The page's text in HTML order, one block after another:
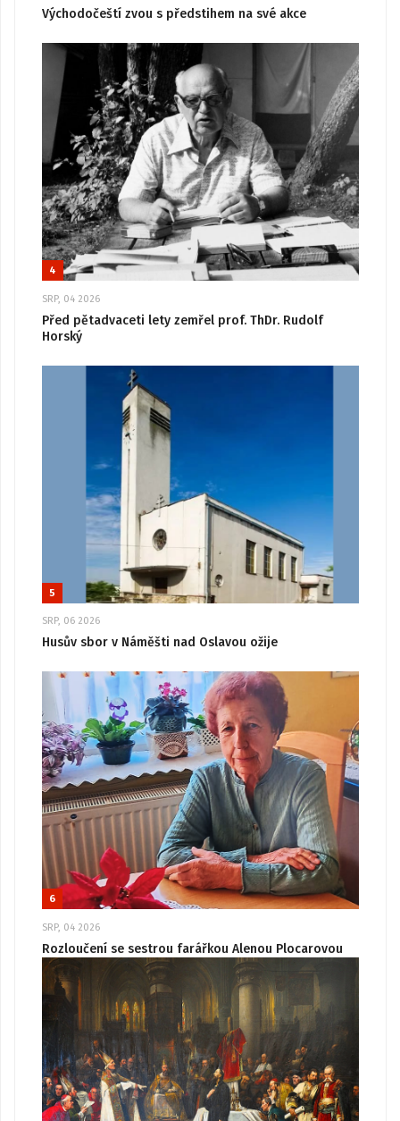
Východočeští zvou s předstihem na své akce
4
SRP, 04 2026
Před pětadvaceti lety zemřel prof. ThDr. Rudolf
Horský
5
SRP, 06 2026
Husův sbor v Náměšti nad Oslavou ožije
6
SRP, 04 2026
Rozloučení se sestrou farářkou Alenou Plocarovou